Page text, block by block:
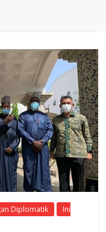
Diplomatik
Ini